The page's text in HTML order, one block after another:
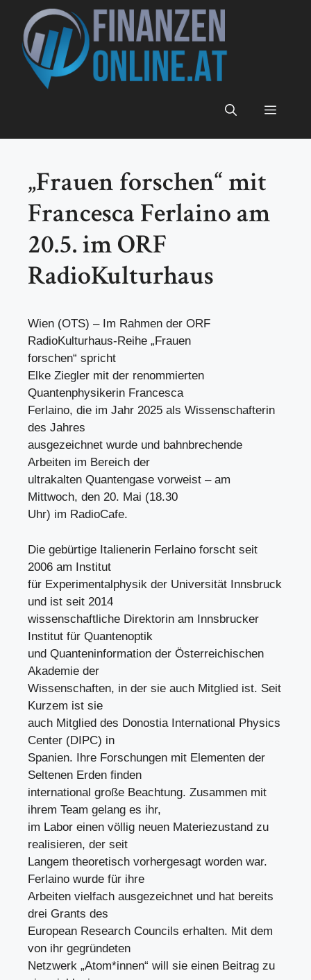
Inhalt
springen
Menü
„Frauen forschen“ mit
Francesca Ferlaino am
20.5. im ORF
RadioKulturhaus
Wien (OTS) – Im Rahmen der ORF
RadioKulturhaus-Reihe „Frauen
forschen“ spricht
Elke Ziegler mit der renommierten
Quantenphysikerin Francesca
Ferlaino, die im Jahr 2025 als Wissenschafterin
des Jahres
ausgezeichnet wurde und bahnbrechende
Arbeiten im Bereich der
ultrakalten Quantengase vorweist – am
Mittwoch, den 20. Mai (18.30
Uhr) im RadioCafe.
Die gebürtige Italienerin Ferlaino forscht seit
2006 am Institut
für Experimentalphysik der Universität Innsbruck
und ist seit 2014
wissenschaftliche Direktorin am Innsbrucker
Institut für Quantenoptik
und Quanteninformation der Österreichischen
Akademie der
Wissenschaften, in der sie auch Mitglied ist. Seit
Kurzem ist sie
auch Mitglied des Donostia International Physics
Center (DIPC) in
Spanien. Ihre Forschungen mit Elementen der
Seltenen Erden finden
international große Beachtung. Zusammen mit
ihrem Team gelang es ihr,
im Labor einen völlig neuen Materiezustand zu
realisieren, der seit
Langem theoretisch vorhergesagt worden war.
Ferlaino wurde für ihre
Arbeiten vielfach ausgezeichnet und hat bereits
drei Grants des
European Research Councils erhalten. Mit dem
von ihr gegründeten
Netzwerk „Atom*innen“ will sie einen Beitrag zu